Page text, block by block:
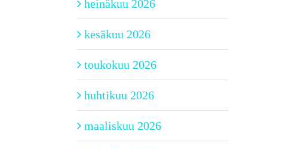
heinäkuu 2026
kesäkuu 2026
toukokuu 2026
huhtikuu 2026
maaliskuu 2026